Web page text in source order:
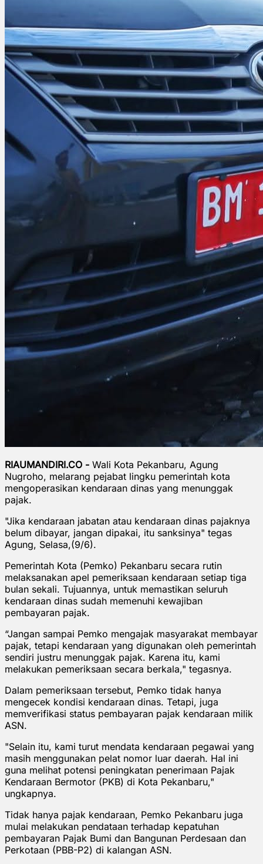
RIAUMANDIRI.CO - Wali Kota Pekanbaru, Agung
Nugroho, melarang pejabat lingku pemerintah kota
mengoperasikan kendaraan dinas yang menunggak
pajak.
"Jika kendaraan jabatan atau kendaraan dinas pajaknya
belum dibayar, jangan dipakai, itu sanksinya" tegas
Agung, Selasa,(9/6).
Pemerintah Kota (Pemko) Pekanbaru secara rutin
melaksanakan apel pemeriksaan kendaraan setiap tiga
bulan sekali. Tujuannya, untuk memastikan seluruh
kendaraan dinas sudah memenuhi kewajiban
pembayaran pajak.
“Jangan sampai Pemko mengajak masyarakat membayar
pajak, tetapi kendaraan yang digunakan oleh pemerintah
sendiri justru menunggak pajak. Karena itu, kami
melakukan pemeriksaan secara berkala," tegasnya.
Dalam pemeriksaan tersebut, Pemko tidak hanya
mengecek kondisi kendaraan dinas. Tetapi, juga
memverifikasi status pembayaran pajak kendaraan milik
ASN.
"Selain itu, kami turut mendata kendaraan pegawai yang
masih menggunakan pelat nomor luar daerah. Hal ini
guna melihat potensi peningkatan penerimaan Pajak
Kendaraan Bermotor (PKB) di Kota Pekanbaru,"
ungkapnya.
Tidak hanya pajak kendaraan, Pemko Pekanbaru juga
mulai melakukan pendataan terhadap kepatuhan
pembayaran Pajak Bumi dan Bangunan Perdesaan dan
Perkotaan (PBB-P2) di kalangan ASN.